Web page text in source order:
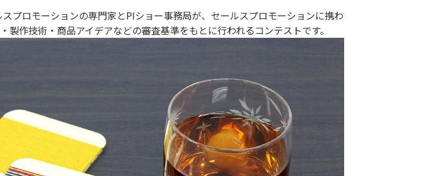
プロモーションの専門家とPIショー事務局が、セールスプロモーションに携わ
製作技術・商品アイデアなどの審査基準をもとに行われるコンテストです。